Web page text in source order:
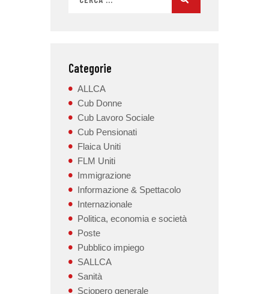
Categorie
ALLCA
Cub Donne
Cub Lavoro Sociale
Cub Pensionati
Flaica Uniti
FLM Uniti
Immigrazione
Informazione & Spettacolo
Internazionale
Politica, economia e società
Poste
Pubblico impiego
SALLCA
Sanità
Sciopero generale